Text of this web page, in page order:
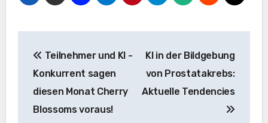
Navigation
Teilnehmer und KI -
Konkurrent sagen
diesen Monat Cherry
Blossoms voraus!
KI in der Bildgebung
von Prostatakrebs:
Aktuelle Tendencies